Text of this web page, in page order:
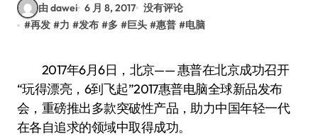
由 dawei 6 月 8, 2017 没有评论
#再发 #力 #发布 #多 #巨头 #惠普 #电脑
2017年6月6日，北京—— 惠普在北京成功召开
“玩得漂亮，6到飞起”2017惠普电脑全球新品发布
会，重磅推出多款突破性产品，助力中国年轻一代
在各自追求的领域中取得成功。